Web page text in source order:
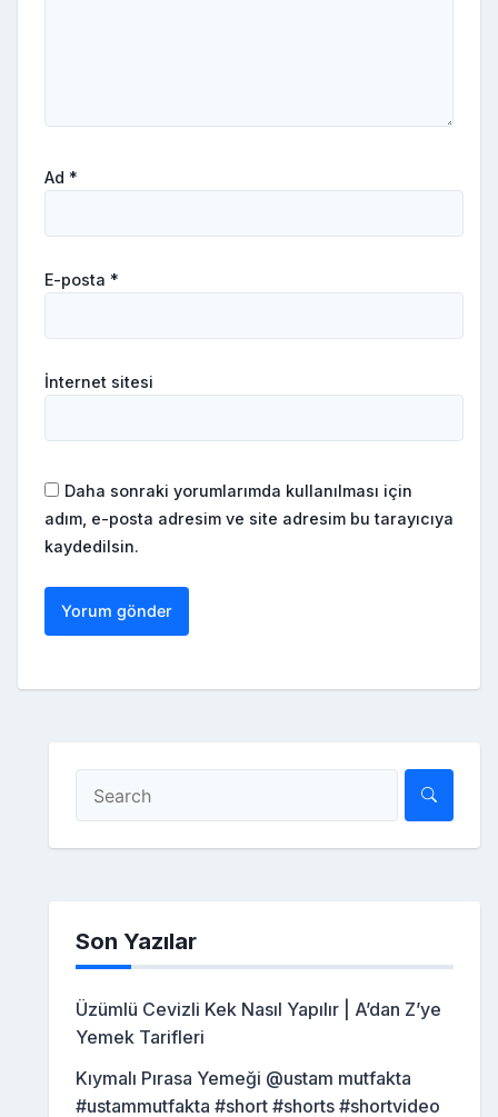
Ad *
E-posta *
İnternet sitesi
Daha sonraki yorumlarımda kullanılması için
adım, e-posta adresim ve site adresim bu tarayıcıya
kaydedilsin.
Son Yazılar
Üzümlü Cevizli Kek Nasıl Yapılır | A’dan Z’ye
Yemek Tarifleri
Kıymalı Pırasa Yemeği @ustam mutfakta
#ustammutfakta #short #shorts #shortvideo